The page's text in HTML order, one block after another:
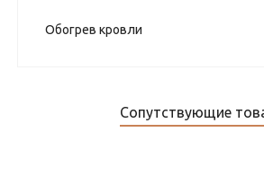
Обогрев кровли
Сопутствующие